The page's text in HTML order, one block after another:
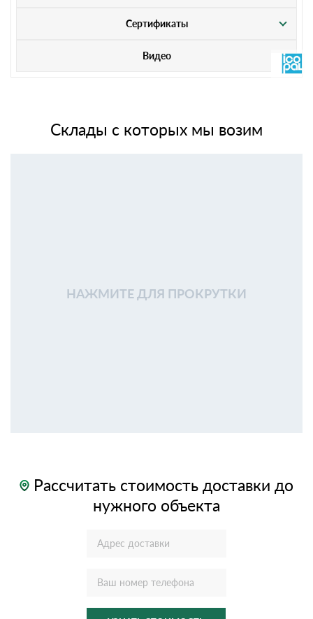
Сертификаты
Видео
Склады с которых мы возим
НАЖМИТЕ ДЛЯ ПРОКРУТКИ
Рассчитать стоимость доставки до
нужного объекта